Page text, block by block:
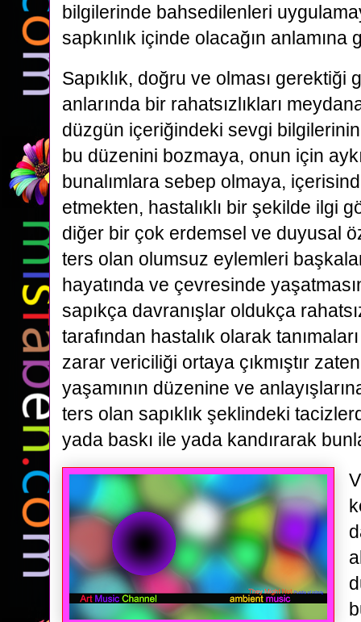
bilgilerinde bahsedilenleri
sapkınlık içinde olacağın anlamına
Sapıklık, doğru ve olması gerektiği
anlarında bir rahatsızlıkları
düzgün içeriğindeki sevgi bilgilerinin
bu düzenini bozmaya, onun için
bunalımlara sebep olmaya,
etmekten, hastalıklı bir şekilde ilgi
diğer bir çok erdemsel ve duyusal
ters olan olumsuz eylemleri
hayatında ve çevresinde
sapıkça davranışlar oldukça
tarafından hastalık olarak
zarar vericiliği ortaya çıkmıştır
yaşamının düzenine ve
ters olan sapıklık şeklindeki
yada baskı ile yada kandırarak